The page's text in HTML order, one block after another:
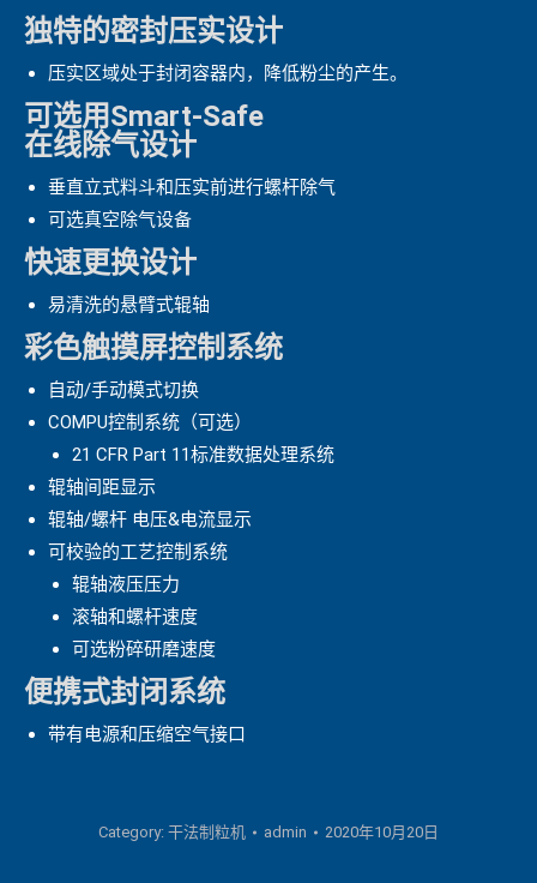
独特的密封压实设计
压实区域处于封闭容器内，降低粉尘的产生。
可选用Smart-Safe
在线除气设计
垂直立式料斗和压实前进行螺杆除气
可选真空除气设备
快速更换设计
易清洗的悬臂式辊轴
彩色触摸屏控制系统
自动/手动模式切换
COMPU控制系统（可选）
21 CFR Part 11标准数据处理系统
辊轴间距显示
辊轴/螺杆 电压&电流显示
可校验的工艺控制系统
辊轴液压压力
滚轴和螺杆速度
可选粉碎研磨速度
便携式封闭系统
带有电源和压缩空气接口
Category: 干法制粒机 admin 2020年10月20日